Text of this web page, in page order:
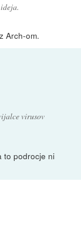
Arch-om.
virusov
to podrocje ni